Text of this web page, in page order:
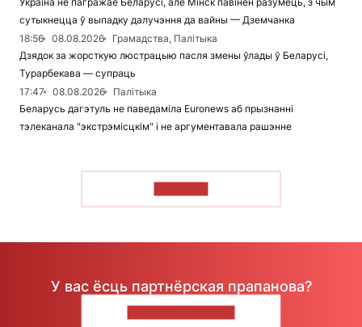
сутыкнецца ў выпадку далучэння да вайны — Дземчанка
18:56
08.08.2026
Грамадства, Палітыка
Дзядок за жорсткую люстрацыю пасля змены ўлады ў Беларусі,
Турарбекава — супраць
17:47
08.08.2026
Палітыка
Беларусь дагэтуль не паведаміла Euronews аб прызнанні
тэлеканала "экстрэмісцкім" і не аргументавала рашэнне
У вас ёсць партнёрская прапанова?